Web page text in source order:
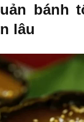
bánh
lâu